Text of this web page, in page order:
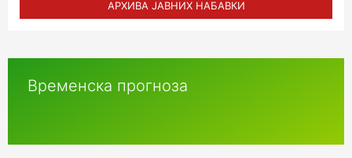
АРХИВА ЈАВНИХ НАБАВКИ
Временска прогноза